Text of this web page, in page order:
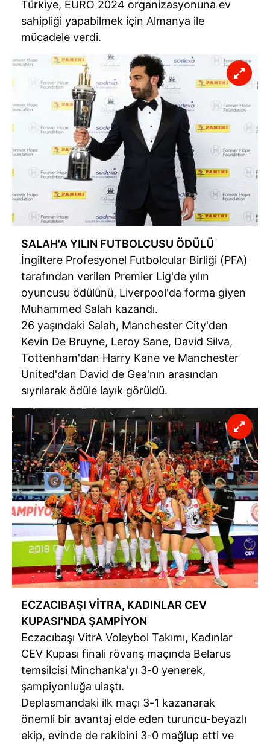
Türkiye, EURO 2024 organizasyonuna ev
sahipliği yapabilmek için Almanya ile
mücadele verdi.
SALAH'A YILIN FUTBOLCUSU ÖDÜLÜ
İngiltere Profesyonel Futbolcular Birliği (PFA)
tarafından verilen Premier Lig'de yılın
oyuncusu ödülünü, Liverpool'da forma giyen
Muhammed Salah kazandı.
26 yaşındaki Salah, Manchester City'den
Kevin De Bruyne, Leroy Sane, David Silva,
Tottenham'dan Harry Kane ve Manchester
United'dan David de Gea'nın arasından
sıyrılarak ödüle layık görüldü.
ECZACIBAŞI VİTRA, KADINLAR CEV
KUPASI'NDA ŞAMPİYON
Eczacıbaşı VitrA Voleybol Takımı, Kadınlar
CEV Kupası finali rövanş maçında Belarus
temsilcisi Minchanka'yı 3-0 yenerek,
şampiyonluğa ulaştı.
Deplasmandaki ilk maçı 3-1 kazanarak
önemli bir avantaj elde eden turuncu-beyazlı
ekip, evinde de rakibini 3-0 mağlup etti ve